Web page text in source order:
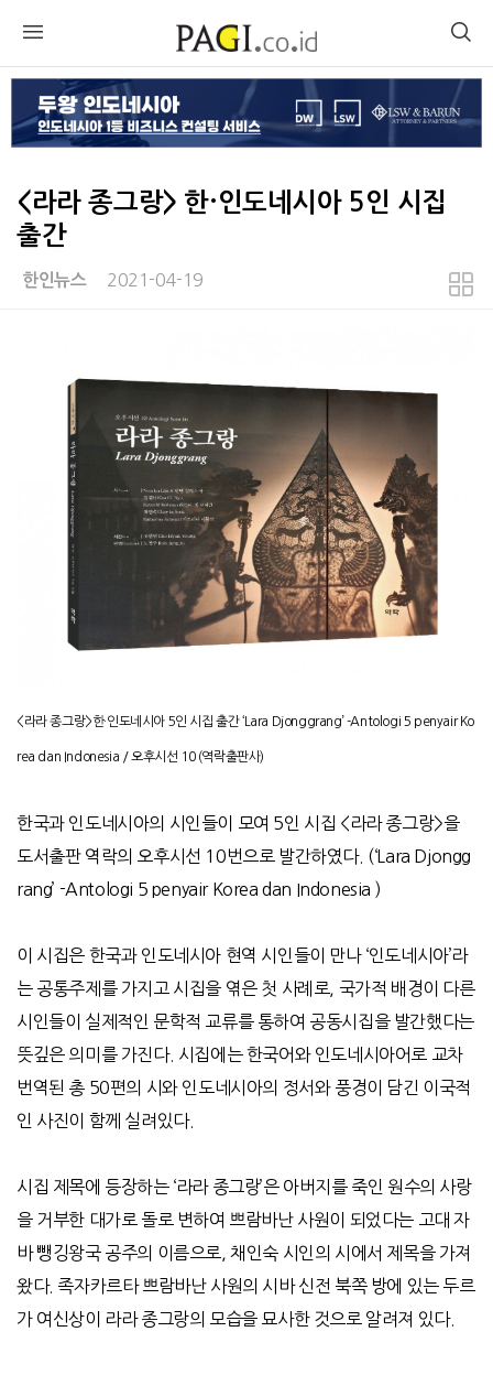
<라라 종그랑> 한·인도네시아 5인 시집
출간
한인뉴스 2021-04-19
<라라 종그랑>한·인도네시아 5인 시집 출간 ‘Lara Djonggrang’ -Antologi 5 penyair Ko
rea dan Indonesia / 오후시선 10 (역락출판사)
한국과 인도네시아의 시인들이 모여 5인 시집 <라라 종그랑>을
도서출판 역락의 오후시선 10번으로 발간하였다. (‘Lara Djongg
rang’ -Antologi 5 penyair Korea dan Indonesia )
이 시집은 한국과 인도네시아 현역 시인들이 만나 ‘인도네시아’라
는 공통주제를 가지고 시집을 엮은 첫 사례로, 국가적 배경이 다른
시인들이 실제적인 문학적 교류를 통하여 공동시집을 발간했다는
뜻깊은 의미를 가진다. 시집에는 한국어와 인도네시아어로 교차
번역된 총 50편의 시와 인도네시아의 정서와 풍경이 담긴 이국적
인 사진이 함께 실려있다.
시집 제목에 등장하는 ‘라라 종그랑’은 아버지를 죽인 원수의 사랑
을 거부한 대가로 돌로 변하여 쁘람바난 사원이 되었다는 고대 자
바 뺑깅왕국 공주의 이름으로, 채인숙 시인의 시에서 제목을 가져
왔다. 족자카르타 쁘람바난 사원의 시바 신전 북쪽 방에 있는 두르
가 여신상이 라라 종그랑의 모습을 묘사한 것으로 알려져 있다.